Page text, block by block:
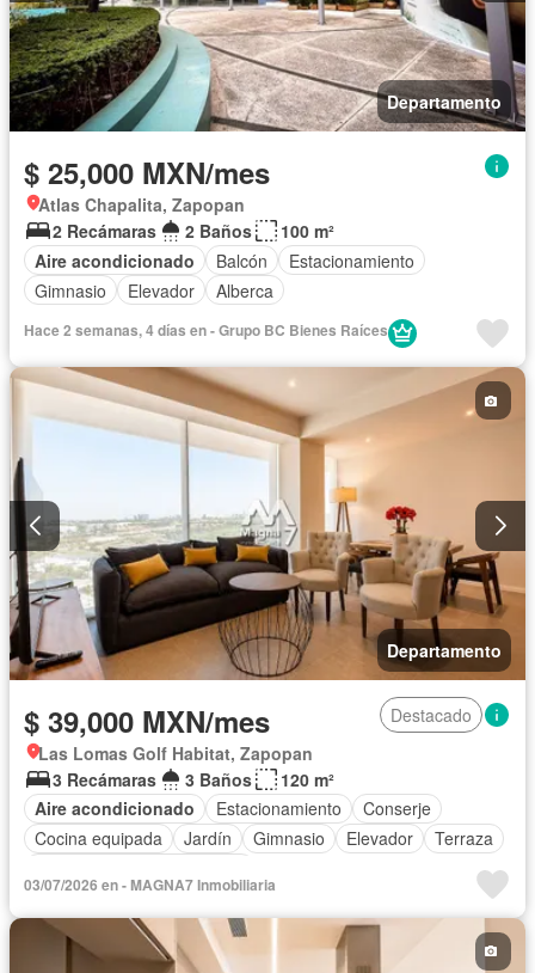
Departamento
$ 25,000 MXN/mes
Atlas Chapalita, Zapopan
2 Recámaras
2 Baños
100 m²
Aire acondicionado
Balcón
Estacionamiento
Gimnasio
Elevador Alberca
Hace 2 semanas, 4 días en - Grupo BC Bienes Raíces
Departamento
$ 39,000 MXN/mes
Destacado
Las Lomas Golf Habitat, Zapopan
3 Recámaras
3 Baños
120 m²
Aire acondicionado
Estacionamiento
Conserje
Cocina equipada
Jardín Gimnasio Elevador
Terraza
03/07/2026 en - MAGNA7 Inmobiliaria